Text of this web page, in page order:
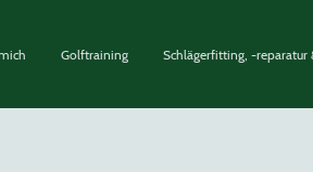
Golftraining Schlägerfitting, -reparatur